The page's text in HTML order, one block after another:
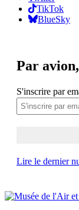
TikTok
BlueSky
Par avion,
S'inscrire par
Lire le dernier